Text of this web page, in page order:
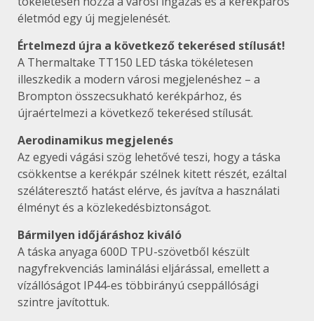
életmód egy új megjelenését.
Értelmezd újra a következő tekerésed stílusát!
A Thermaltake TT150 LED táska tökéletesen
illeszkedik a modern városi megjelenéshez – a
Brompton összecsukható kerékpárhoz, és
újraértelmezi a következő tekerésed stílusát.
Aerodinamikus megjelenés
Az egyedi vágási szög lehetővé teszi, hogy a táska
csökkentse a kerékpár szélnek kitett részét, ezáltal
széláteresztő hatást elérve, és javítva a használati
élményt és a közlekedésbiztonságot.
Bármilyen időjáráshoz kiváló
A táska anyaga 600D TPU-szövetből készült
nagyfrekvenciás laminálási eljárással, emellett a
vízállóságot IP44-es többirányú cseppállósági
szintre javítottuk.